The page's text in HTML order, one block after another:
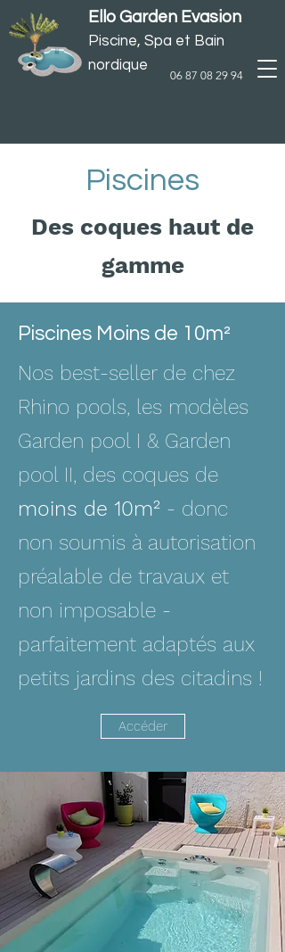
Ello Garden Evasion
Piscine, Spa et Bain
nordique
06 87 08 29 94
Piscines
Des coques haut de
gamme
Piscines Moins de 10m²
Nos best-seller de chez
Rhino pools, les modèles
Garden pool I & Garden
pool II, des coques de
moins de 10m² - donc
non soumis à autorisation
préalable de travaux et
non imposable -
parfaitement adaptés aux
petits jardins des citadins !
Accéder